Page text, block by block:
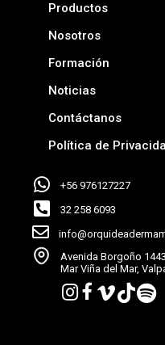
Productos
Nosotros
Formación
Noticias
Contáctanos
Política de
+56 976127227
32 258 6093
Avenida Borgoño
Mar Viña del Mar,